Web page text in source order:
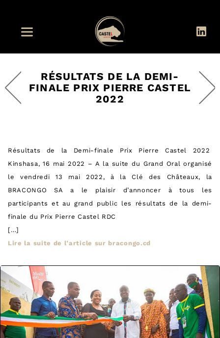
RÉSULTATS DE LA DEMI-
FINALE PRIX PIERRE CASTEL
2022
Résultats de la Demi-finale Prix Pierre Castel 2022
Kinshasa, 16 mai 2022 – A la suite du Grand Oral organisé
le vendredi 13 mai 2022, à la Clé des Châteaux, la
BRACONGO SA a le plaisir d’annoncer à tous les
participants et au grand public les résultats de la demi-
finale du Prix Pierre Castel RDC
[…]
Lire la suite de l’article sur bracongo.cd